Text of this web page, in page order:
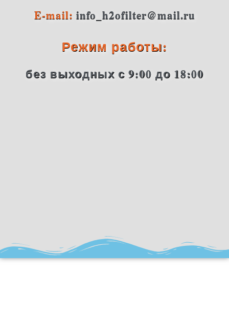
E-mail: info_h2ofilter@mail.ru
Режим работы:
без выходных с 9:00 до 18:00